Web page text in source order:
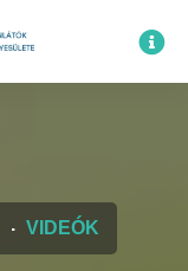
VIDEÓK